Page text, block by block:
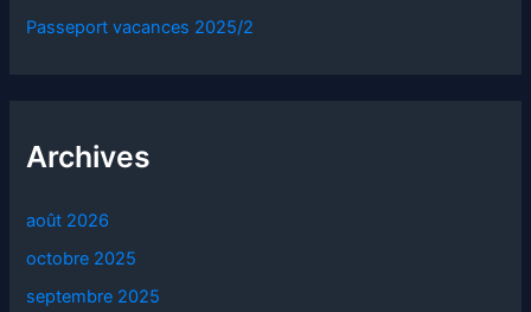
Passeport vacances 2025/2
Archives
août 2026
octobre 2025
septembre 2025